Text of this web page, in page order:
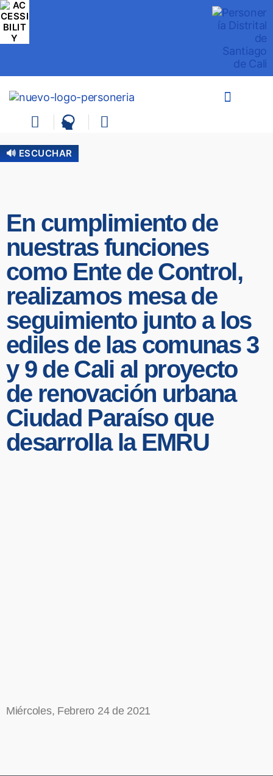
🔊 ESCUCHAR
En cumplimiento de
nuestras funciones
como Ente de Control,
realizamos mesa de
seguimiento junto a los
ediles de las comunas 3
y 9 de Cali al proyecto
de renovación urbana
Ciudad Paraíso que
desarrolla la EMRU
Miércoles, Febrero 24 de 2021